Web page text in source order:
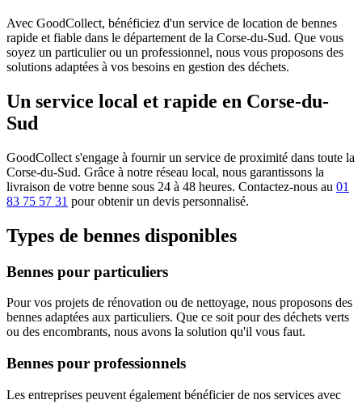
Avec GoodCollect, bénéficiez d'un service de location de bennes
rapide et fiable dans le département de la Corse-du-Sud. Que vous
soyez un particulier ou un professionnel, nous vous proposons des
solutions adaptées à vos besoins en gestion des déchets.
Un service local et rapide en Corse-du-
Sud
GoodCollect s'engage à fournir un service de proximité dans toute la
Corse-du-Sud. Grâce à notre réseau local, nous garantissons la
livraison de votre benne sous 24 à 48 heures. Contactez-nous au 01
83 75 57 31 pour obtenir un devis personnalisé.
Types de bennes disponibles
Bennes pour particuliers
Pour vos projets de rénovation ou de nettoyage, nous proposons des
bennes adaptées aux particuliers. Que ce soit pour des déchets verts
ou des encombrants, nous avons la solution qu'il vous faut.
Bennes pour professionnels
Les entreprises peuvent également bénéficier de nos services avec